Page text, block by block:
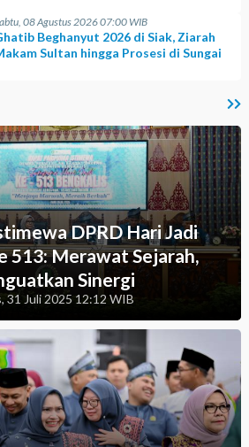
08 Agustus 2026 07:00 WIB
Beghanyut 2026 di Siak, Ziarah
Sultan hingga Prosesi di Sungai
DPRD Hari Jadi
513: Merawat Sejarah,
Sinergi
31 Juli 2025 12:12 WIB